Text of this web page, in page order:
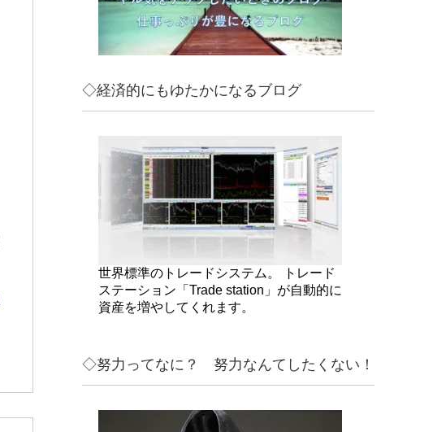
◇経済的にもゆたかになるブログ
世界標準のトレードシステム。 トレード
ステーション「Trade station」が自動的に
資産を増やしてくれます。
◇努力ってなに？ 努力なんてしたくない！